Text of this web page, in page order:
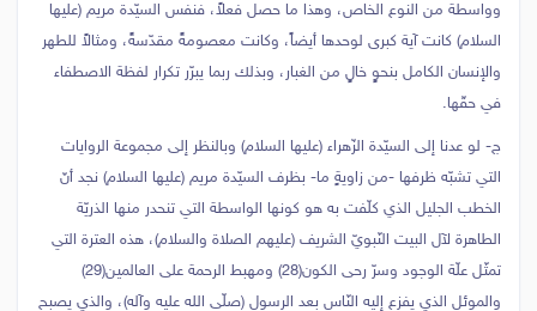
وواسطة من النوع الخاص، وهذا ما حصل فعلاً، فنفس السيّدة مريم (عليها
السلام) كانت آية كبرى لوحدها أيضاً، وكانت معصومةً مقدّسةً، ومثالاً للطهر
والإنسان الكامل بنحوٍ خالٍ من الغبار، وبذلك ربما يبرّر تكرار لفظة الاصطفاء
في حقّها.
‌ج- لو عدنا إلى السيّدة الزّهراء (عليها السلام) وبالنظر إلى مجموعة الروايات
التي تشبّه ظرفها -من زاويةٍ ما- بظرف السيّدة مريم (عليها السلام) نجد أنّ
الخطب الجليل الذي كلّفت به هو كونها الواسطة التي تنحدر منها الذريّة
الطاهرة لآل البيت النّبويّ الشريف (عليهم الصلاة والسلام)، هذه العترة التي
تمثّل علّة الوجود وسرّ رحى الكون(28) ومهبط الرحمة على العالمين(29)
والموئل الذي يفزع إليه النّاس بعد الرسول (صلّى الله عليه وآله)، والذي يصبح